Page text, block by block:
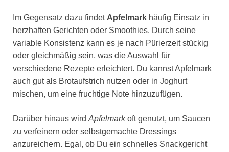
Im Gegensatz dazu findet Apfelmark häufig Einsatz in
herzhaften Gerichten oder Smoothies. Durch seine
variable Konsistenz kann es je nach Pürierzeit stückig
oder gleichmäßig sein, was die Auswahl für
verschiedene Rezepte erleichtert. Du kannst Apfelmark
auch gut als Brotaufstrich nutzen oder in Joghurt
mischen, um eine fruchtige Note hinzuzufügen.
Darüber hinaus wird Apfelmarkoft genutzt, um Saucen
zu verfeinern oder selbstgemachte Dressings
anzureichern. Egal, ob Du ein schnelles Snackgericht